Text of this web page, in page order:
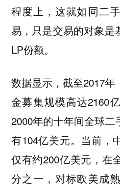
程度上，这就如同二
易，只是交易的对象是
LP份额。
数据显示，截至2017年
金募集规模高达2160
2000年的十年间全球二
有104亿美元。当前，
仅有约200亿美元，在
分之一，对标欧美成